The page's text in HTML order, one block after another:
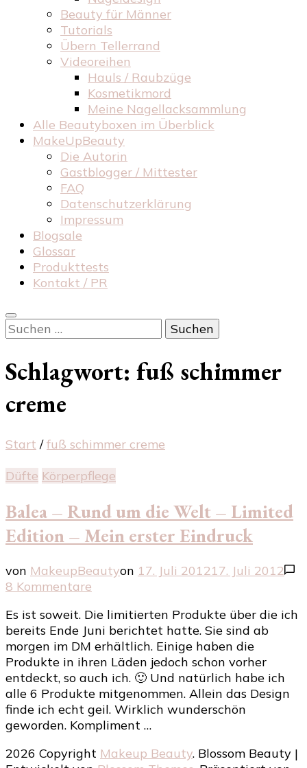
Beauty für Männer
Tutorials
Übern Tellerrand
Videoreihen
Hauls / Raubzüge
Kosmetikmord
Meine Nagellacksammlung
Alle Beautyboxen im Überblick
MakeUpBeauty
Die Autorin
Gastblogger / Mittester
FAQ
Datenschutzerklärung
Impressum
Blogsale
Glossar
Produkttests
Kontakt / PR
Suchen
nach:
Schlagwort: fuß schimmer
creme
Start / fuß schimmer creme
Düfte Körperpflege
Balea – Rund um die Welt – Limited
Edition – Mein erster Eindruck
von MakeupBeautyon 17. Juli 201217. Juli 2012
8 Kommentare
–
Rund
um
die
Welt
–
Limited
Edition
Mein
Es ist soweit. Die limitierten Produkte über die ich
bereits Ende Juni berichtet hatte. Sie sind ab
morgen im DM erhältlich. Einige haben die
Produkte in ihren Läden jedoch schon vorher
entdeckt, so auch ich. 🙂 Und natürlich habe ich
alle 6 Produkte mitgenommen. Allein das Design
finde ich echt geil. Wirklich wunderschön
geworden. Kompliment …
2026 Copyright Makeup Beauty. Blossom Beauty |